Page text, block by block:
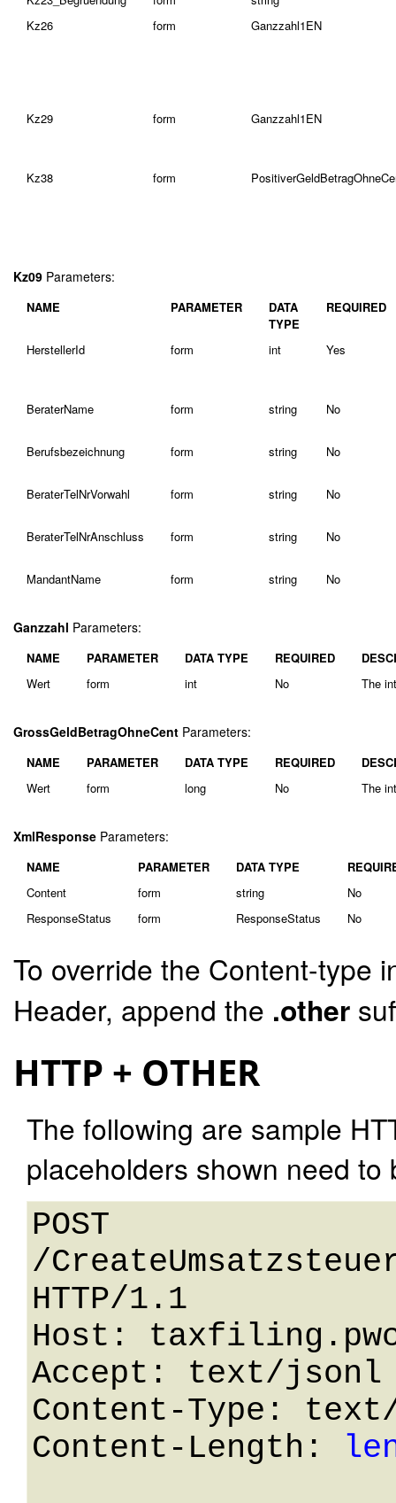
Kz26
form Ganzzahl1EN
Kz29 form Ganzzahl1EN
Kz38 form
Kz09 Parameters:
NAME PARAMETER
DATA
TYPE
REQUIRED
HerstellerId form int Yes
BeraterName form string No
Berufsbezeichnung form string No
BeraterTelNrVorwahl form string No
BeraterTelNrAnschluss form string No
MandantName form string No
Ganzzahl Parameters:
NAME PARAMETER DATA TYPE REQUIRED
Wert
form int No The
GrossGeldBetragOhneCent Parameters:
NAME PARAMETER DATA TYPE REQUIRED
Wert
form long No The
XmlResponse Parameters:
NAME PARAMETER DATA TYPE
Content
form string
No
ResponseStatus
form ResponseStatus No
To override the Content-type
Header, append the .other
HTTP + OTHER
The following are sample
placeholders shown need
POST
/
HTTP/1.1
Host:
Accept: text/jsonl
Content-Type:
Content-Length: